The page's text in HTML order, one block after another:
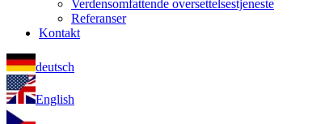
Verdensomfattende oversettelsestjeneste
Referanser
Kontakt
deutsch
English